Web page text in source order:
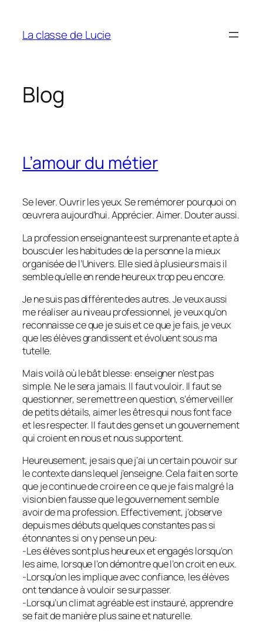
contenu
La classe de Lucie
Blog
L’amour du métier
Se lever. Ouvrir les yeux. Se remémorer pourquoi on
œuvrera aujourd’hui. Apprécier. Aimer. Douter aussi.
La profession enseignante est surprenante et apte à
bousculer les habitudes de la personne la mieux
organisée de l’Univers. Elle sied à plusieurs mais il
semble qu’elle en rende heureux trop peu encore.
Je ne suis pas différente des autres. Je veux aussi
me réaliser au niveau professionnel, je veux qu’on
reconnaisse ce que je suis et ce que je fais, je veux
que les élèves grandissent et évoluent sous ma
tutelle.
Mais voilà où le bât blesse: enseigner n’est pas
simple. Ne le sera jamais. Il faut vouloir. Il faut se
questionner, se remettre en question, s’émerveiller
de petits détails, aimer les êtres qui nous font face
et les respecter. Il faut des gens et un gouvernement
qui croient en nous et nous supportent.
Heureusement, je sais que j’ai un certain pouvoir sur
le contexte dans lequel j’enseigne. Cela fait en sorte
que je continue de croire en ce que je fais malgré la
vision bien fausse que le gouvernement semble
avoir de ma profession. Effectivement, j’observe
depuis mes débuts quelques constantes pas si
étonnantes si on y pense un peu:
-Les élèves sont plus heureux et engagés lorsqu’on
les aime, lorsque l’on démontre que l’on croit en eux.
-Lorsqu’on les implique avec confiance, les élèves
ont tendance à vouloir se surpasser.
-Lorsqu’un climat agréable est instauré, apprendre
se fait de manière plus saine et naturelle.